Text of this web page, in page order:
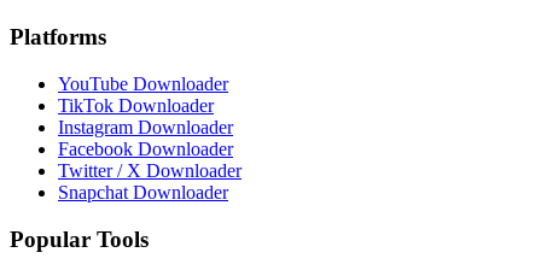
Platforms
YouTube Downloader
TikTok Downloader
Instagram Downloader
Facebook Downloader
Twitter / X Downloader
Snapchat Downloader
Popular Tools